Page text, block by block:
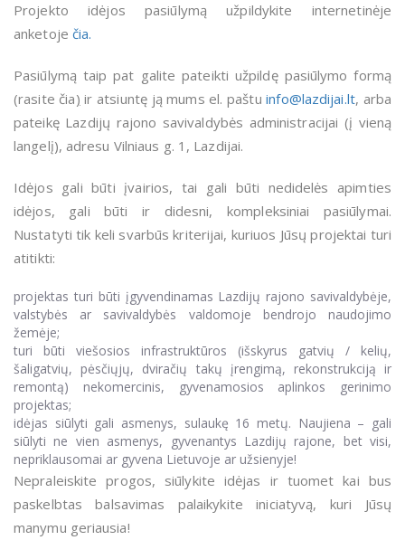
Projekto idėjos pasiūlymąužpildykite internetinėje
anketoje čia.
Pasiūlymą taip pat galite pateikti užpildę pasiūlymo formą
(rasite čia) ir atsiuntę ją mums el. paštuinfo@lazdijai.lt, arba
pateikę Lazdijų rajono savivaldybės administracijai (į vieną
langelį), adresu Vilniaus g. 1, Lazdijai.
Idėjos gali būti įvairios, tai gali būti nedidelės apimties
idėjos, gali būti ir didesni, kompleksiniai pasiūlymai.
Nustatyti tik keli svarbūs kriterijai, kuriuos Jūsų projektai turi
atitikti:
projektas turi būti įgyvendinamas Lazdijų rajono savivaldybėje,
valstybės ar savivaldybės valdomoje bendrojo naudojimo
žemėje;
turi būti viešosios infrastruktūros (išskyrus gatvių / kelių,
šaligatvių, pėsčiųjų, dviračių takų įrengimą, rekonstrukciją ir
remontą) nekomercinis, gyvenamosios aplinkos gerinimo
projektas;
idėjas siūlyti gali asmenys, sulaukę 16 metų. Naujiena – gali
siūlyti ne vien asmenys, gyvenantys Lazdijų rajone, bet visi,
nepriklausomai ar gyvena Lietuvoje ar užsienyje!
Nepraleiskite progos, siūlykite idėjas ir tuomet kai bus
paskelbtas balsavimas palaikykite iniciatyvą, kuri Jūsų
manymu geriausia!